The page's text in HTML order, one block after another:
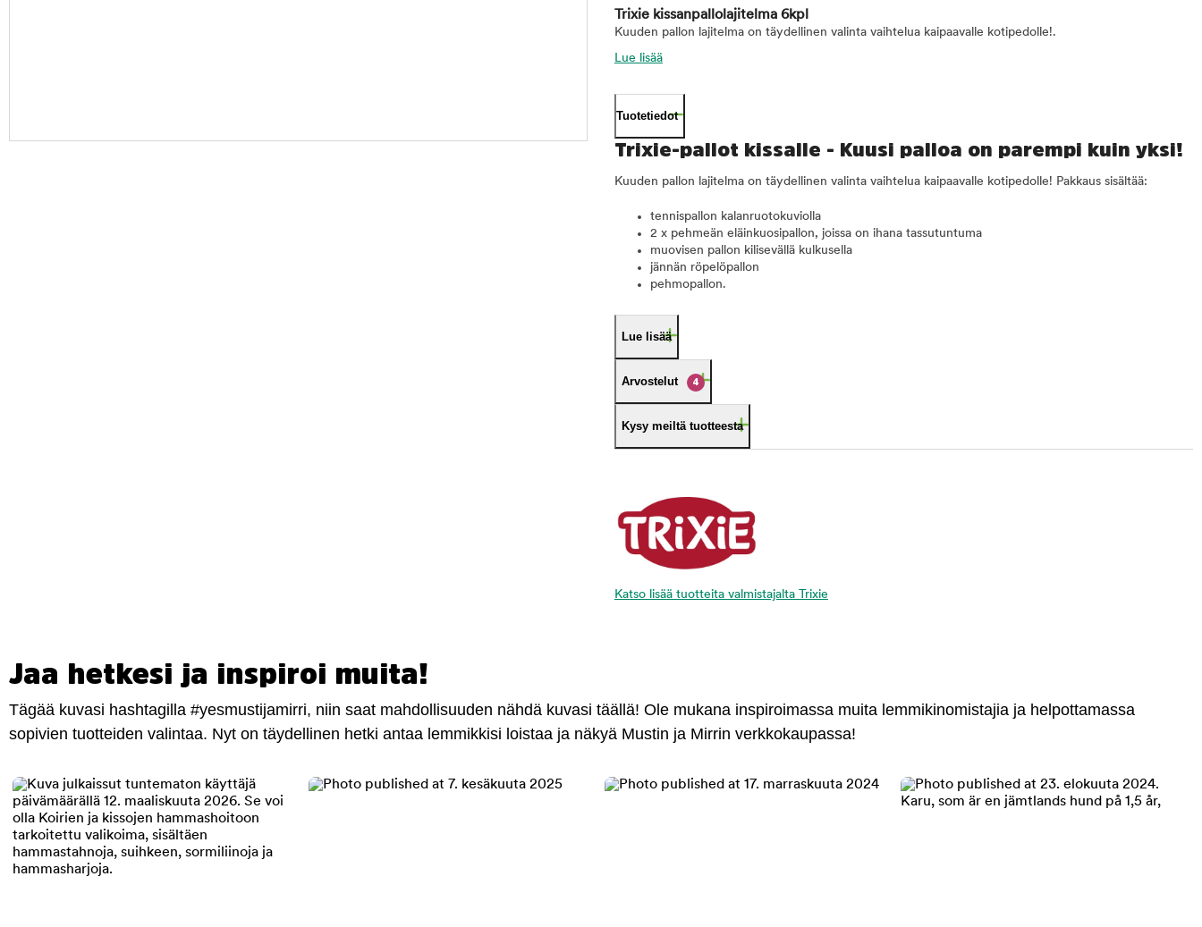
Trixie kissanpallolajitelma 6kpl
Kuuden pallon lajitelma on täydellinen valinta vaihtelua kaipaavalle kotipedolle!.
Lue lisää
Tuotetiedot
Trixie-pallot kissalle - Kuusi palloa on parempi kuin yksi!
Kuuden pallon lajitelma on täydellinen valinta vaihtelua kaipaavalle kotipedolle! Pakkaus sisältää:
tennispallon kalanruotokuviolla
2 x pehmeän eläinkuosipallon, joissa on ihana tassutuntuma
muovisen pallon kilisevällä kulkusella
jännän röpelöpallon
pehmopallon.
Lue lisää
Arvostelut 4
Kysy meiltä tuotteesta
Katso lisää tuotteita valmistajalta Trixie
Jaa hetkesi ja inspiroi muita!
Tägää kuvasi hashtagilla #yesmustijamirri, niin saat mahdollisuuden nähdä kuvasi täällä! Ole mukana inspiroimassa muita lemmikinomistajia ja helpottamassa
sopivien tuotteiden valintaa. Nyt on täydellinen hetki antaa lemmikkisi loistaa ja näkyä Mustin ja Mirrin verkkokaupassa!